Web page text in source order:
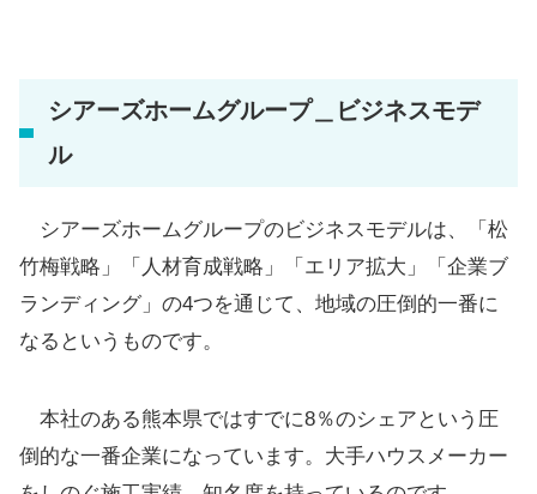
シアーズホームグループ＿ビジネスモデ
ル
シアーズホームグループのビジネスモデルは、「松
竹梅戦略」「人材育成戦略」「エリア拡大」「企業ブ
ランディング」の4つを通じて、地域の圧倒的一番に
なるというものです。
本社のある熊本県ではすでに8％のシェアという圧
倒的な一番企業になっています。大手ハウスメーカー